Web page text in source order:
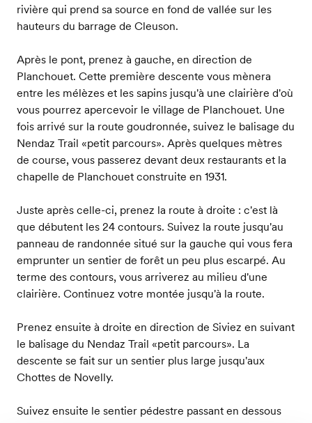
rivière qui prend sa source en fond de vallée sur les
hauteurs du barrage de Cleuson.
Après le pont, prenez à gauche, en direction de
Planchouet. Cette première descente vous mènera
entre les mélèzes et les sapins jusqu'à une clairière d'où
vous pourrez apercevoir le village de Planchouet. Une
fois arrivé sur la route goudronnée, suivez le balisage du
Nendaz Trail «petit parcours». Après quelques mètres
de course, vous passerez devant deux restaurants et la
chapelle de Planchouet construite en 1931.
Juste après celle-ci, prenez la route à droite : c'est là
que débutent les 24 contours. Suivez la route jusqu'au
panneau de randonnée situé sur la gauche qui vous fera
emprunter un sentier de forêt un peu plus escarpé. Au
terme des contours, vous arriverez au milieu d'une
clairière. Continuez votre montée jusqu'à la route.
Prenez ensuite à droite en direction de Siviez en suivant
le balisage du Nendaz Trail «petit parcours». La
descente se fait sur un sentier plus large jusqu'aux
Chottes de Novelly.
Suivez ensuite le sentier pédestre passant en dessous